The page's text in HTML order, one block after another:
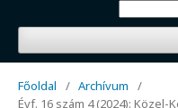
Főoldal / Archívum
/
Évf. 16 szám 4 (2024): Közel-